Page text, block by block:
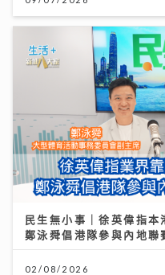
民生無小事｜徐英偉指
鄭泳舜倡港隊參與內地聯
02/08/2026